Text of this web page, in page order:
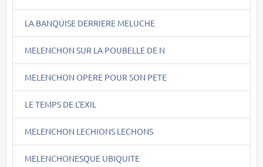
LA BANQUISE DERRIERE MELUCHE
MELENCHON SUR LA POUBELLE DE N
MELENCHON OPERE POUR SON PETE
LE TEMPS DE L'EXIL
MELENCHON LECHIONS LECHONS
MELENCHONESQUE UBIQUITE